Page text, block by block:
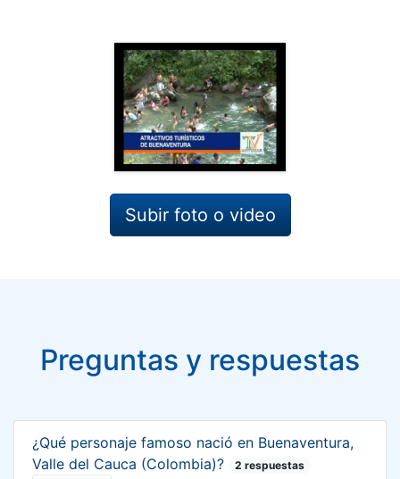
Subir foto o video
Preguntas y respuestas
¿Qué personaje famoso nació en Buenaventura,
Valle del Cauca (Colombia)?
2 respuestas